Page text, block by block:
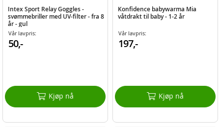
Intex Sport Relay Goggles -
svømmebriller med UV-filter - fra 8
år - gul
Vår lavpris:
50,-
Kjøp nå
Konfidence babywarma Mia
våtdrakt til baby - 1-2 år
Vår lavpris:
197,-
Kjøp nå